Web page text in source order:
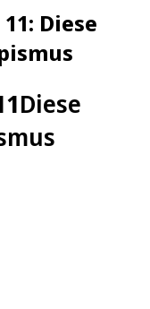
Diese
Diese